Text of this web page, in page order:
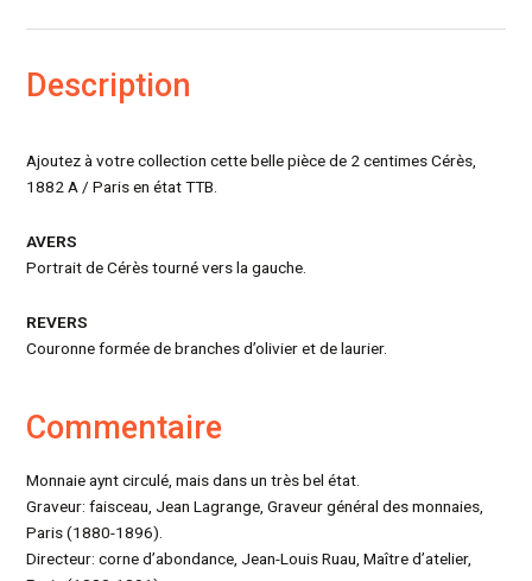
Description
Ajoutez à votre collection cette belle pièce de 2 centimes Cérès,
1882 A / Paris en état TTB.
AVERS
Portrait de Cérès tourné vers la gauche.
REVERS
Couronne formée de branches d’olivier et de laurier.
Commentaire
Monnaie aynt circulé, mais dans un très bel état.
Graveur: faisceau, Jean Lagrange, Graveur général des monnaies,
Paris (1880-1896).
Directeur: corne d’abondance, Jean-Louis Ruau, Maître d’atelier,